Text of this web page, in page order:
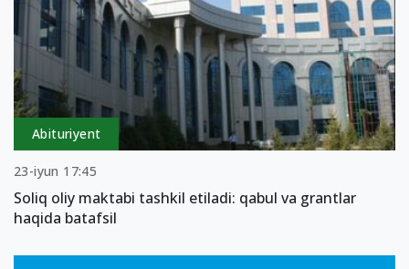
Abituriyent
23-iyun 17:45
Soliq oliy maktabi tashkil etiladi: qabul va grantlar
haqida batafsil